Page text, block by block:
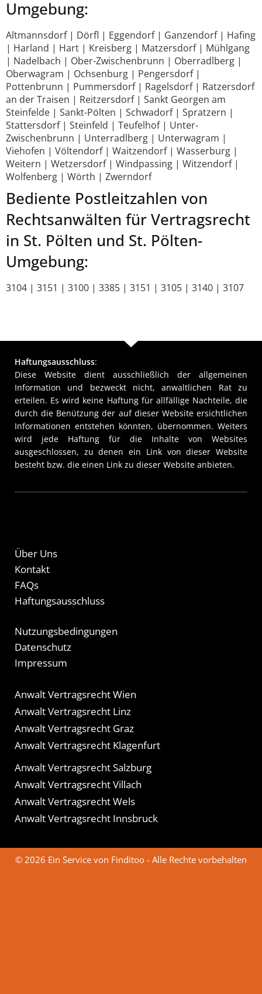
Umgebung:
Altmannsdorf | Dörfl | Eggendorf | Ganzendorf | Hafing
| Harland | Hart | Kreisberg | Matzersdorf | Mühlgang
| Nadelbach | Ober-Zwischenbrunn | Oberradlberg |
Oberwagram | Ochsenburg | Pengersdorf |
Pottenbrunn | Pummersdorf | Ragelsdorf | Ratzersdorf
an der Traisen | Reitzersdorf | Sankt Georgen am
Steinfelde | Sankt-Pölten | Schwadorf | Spratzern |
Stattersdorf | Steinfeld | Teufelhof | Unter-
Zwischenbrunn | Unterradlberg | Unterwagram |
Viehofen | Völtendorf | Waitzendorf | Wasserburg |
Weitern | Wetzersdorf | Windpassing | Witzendorf |
Wolfenberg | Wörth | Zwerndorf
Bediente Postleitzahlen von
Rechtsanwälten für Vertragsrecht
in St. Pölten und St. Pölten-
Umgebung:
3104 | 3151 | 3100 | 3385 | 3151 | 3105 | 3140 | 3107
Haftungsausschluss:
Diese Website dient ausschließlich der allgemeinen
Information und bezweckt nicht, anwaltlichen Rat zu
erteilen. Es wird keine Haftung für allfällige Nachteile, die
durch die Benützung der auf dieser Website ersichtlichen
Informationen entstehen könnten, übernommen. Weiters
wird jede Haftung für die Inhalte von Websites
ausgeschlossen, zu denen ein Link von dieser Website
besteht bzw. die einen Link zu dieser Website anbieten.
Über Uns
Kontakt
FAQs
Haftungsausschluss
Nutzungsbedingungen
Datenschutz
Impressum
Anwalt Vertragsrecht Wien
Anwalt Vertragsrecht Linz
Anwalt Vertragsrecht Graz
Anwalt Vertragsrecht Klagenfurt
Anwalt Vertragsrecht Salzburg
Anwalt Vertragsrecht Villach
Anwalt Vertragsrecht Wels
Anwalt Vertragsrecht Innsbruck
© 2026 Ein Service von Finditoo - Alle Rechte vorbehalten